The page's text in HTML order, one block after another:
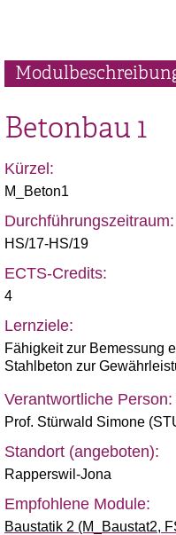
Betonbau 1
Kürzel:
M_Beton1
Durchführungszeitraum:
HS/17-HS/19
ECTS-Credits:
4
Lernziele:
Fähigkeit zur Bemessung
Stahlbeton zur
Verantwortliche Person:
Prof. Stürwald Simone
Standort (angeboten):
Rapperswil-Jona
Empfohlene Module:
Baustatik 2 (M_Baustat2,